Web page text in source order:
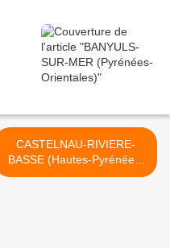
CASTELNAU-RIVIERE-
BASSE (Hautes-Pyrénées)
>